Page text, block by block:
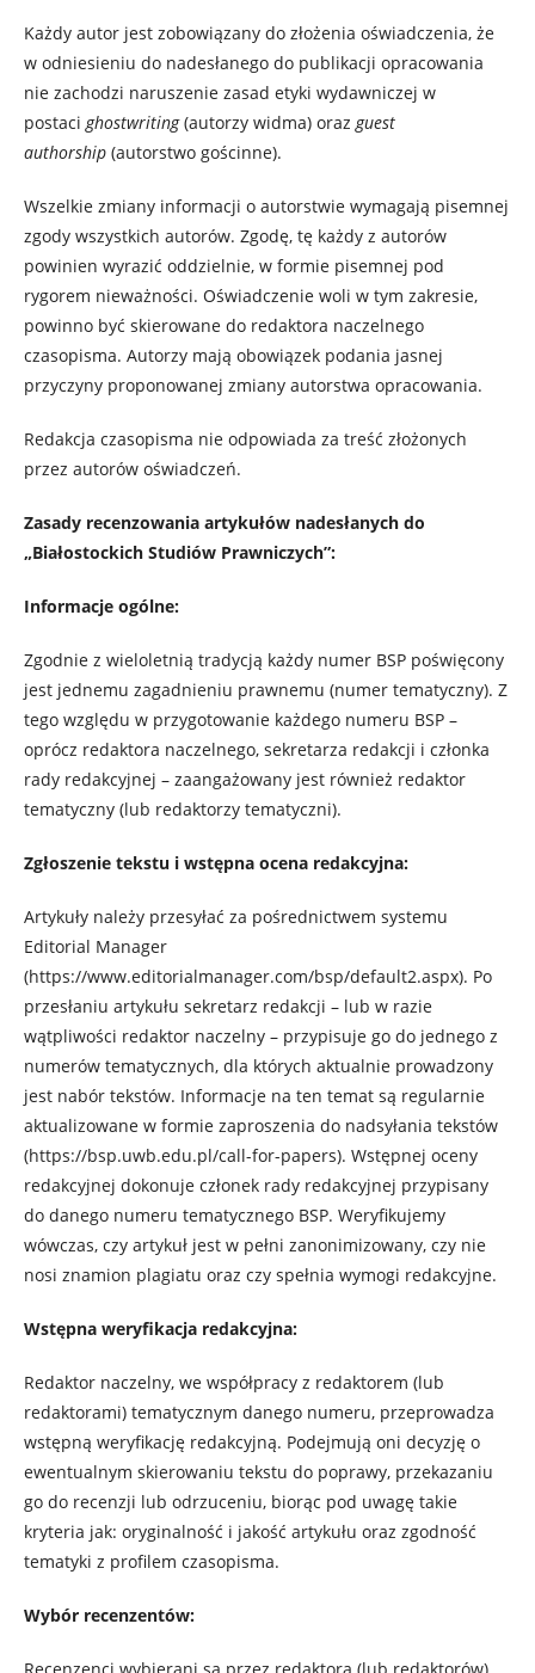
Każdy autor jest zobowiązany do złożenia oświadczenia, że
w odniesieniu do nadesłanego do publikacji opracowania
nie zachodzi naruszenie zasad etyki wydawniczej w
postacighostwriting(autorzy widma) orazguest
authorship (autorstwo gościnne).
Wszelkie zmiany informacji o autorstwie wymagają pisemnej
zgody wszystkich autorów. Zgodę, tę każdy z autorów
powinien wyrazić oddzielnie, w formie pisemnej pod
rygorem nieważności. Oświadczenie woli w tym zakresie,
powinno być skierowane do redaktora naczelnego
czasopisma. Autorzy mają obowiązek podania jasnej
przyczyny proponowanej zmiany autorstwa opracowania.
Redakcja czasopisma nie odpowiada za treść złożonych
przez autorów oświadczeń.
Zasady recenzowania artykułów nadesłanych do
„Białostockich Studiów Prawniczych”:
Informacje ogólne:
Zgodnie z wieloletnią tradycją każdy numer BSP poświęcony
jest jednemu zagadnieniu prawnemu (numer tematyczny). Z
tego względu w przygotowanie każdego numeru BSP –
oprócz redaktora naczelnego, sekretarza redakcji i członka
rady redakcyjnej – zaangażowany jest również redaktor
tematyczny (lub redaktorzy tematyczni).
Zgłoszenie tekstu i wstępna ocena redakcyjna:
Artykuły należy przesyłać za pośrednictwem systemu
Editorial Manager
(https://www.editorialmanager.com/bsp/default2.aspx). Po
przesłaniu artykułu sekretarz redakcji – lub w razie
wątpliwości redaktor naczelny – przypisuje go do jednego z
numerów tematycznych, dla których aktualnie prowadzony
jest nabór tekstów. Informacje na ten temat są regularnie
aktualizowane w formie zaproszenia do nadsyłania tekstów
(https://bsp.uwb.edu.pl/call-for-papers). Wstępnej oceny
redakcyjnej dokonuje członek rady redakcyjnej przypisany
do danego numeru tematycznego BSP. Weryfikujemy
wówczas, czy artykuł jest w pełni zanonimizowany, czy nie
nosi znamion plagiatu oraz czy spełnia wymogi redakcyjne.
Wstępna weryfikacja redakcyjna:
Redaktor naczelny, we współpracy z redaktorem (lub
redaktorami) tematycznym danego numeru, przeprowadza
wstępną weryfikację redakcyjną. Podejmują oni decyzję o
ewentualnym skierowaniu tekstu do poprawy, przekazaniu
go do recenzji lub odrzuceniu, biorąc pod uwagę takie
kryteria jak: oryginalność i jakość artykułu oraz zgodność
tematyki z profilem czasopisma.
Wybór recenzentów: